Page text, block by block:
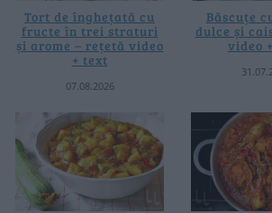
Tort de înghețată cu
fructe în trei straturi
și arome – rețetă video
+ text
07.08.2026
Băscuțe
dulce și
video